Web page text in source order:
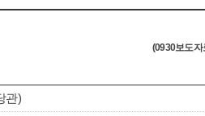
(0930보도자
관)